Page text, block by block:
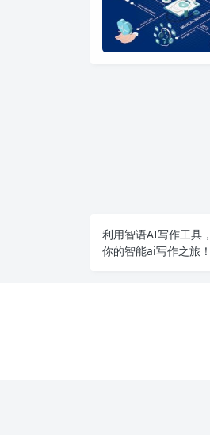
利用智语AI写作工具
你的智能ai写作之旅！